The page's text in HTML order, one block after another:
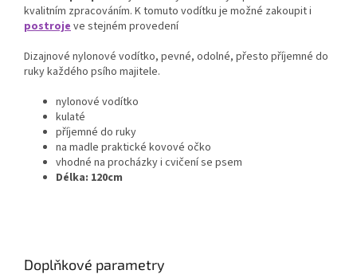
kvalitním zpracováním. K tomuto vodítku je možné zakoupit i
postroje ve stejném provedení
Dizajnové nylonové vodítko, pevné, odolné, přesto příjemné do
ruky každého psího majitele.
nylonové vodítko
kulaté
příjemné do ruky
na madle praktické kovové očko
vhodné na procházky i cvičení se psem
Délka: 120cm
Doplňkové parametry